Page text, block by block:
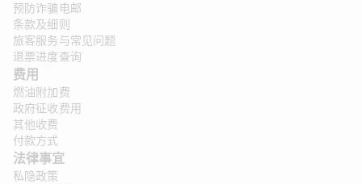
预防诈骗电邮
条款及细则
旅客服务与常见问题
退票进度查询
费用
燃油附加费
政府征收费用
其他收费
付款方式
法律事宜
私隐政策